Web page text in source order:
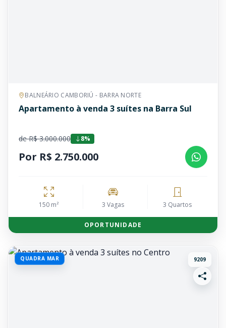
BALNEÁRIO CAMBORIÚ - BARRA NORTE
Apartamento à venda 3 suítes na Barra Sul
de R$ 3.000.000 8%
Por R$ 2.750.000
150 m² 3 Vagas 3 Quartos
OPORTUNIDADE
QUADRA MAR 9209